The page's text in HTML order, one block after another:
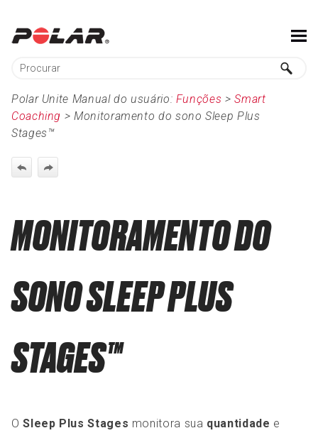
Ir para conteúdo principal
Polar Unite Manual do usuário: Funções >Smart
Coaching >Monitoramento do sono Sleep Plus
Stages™
MONITORAMENTO DO
SONO SLEEP PLUS
STAGES™
OSleep Plus Stages monitora sua quantidade e